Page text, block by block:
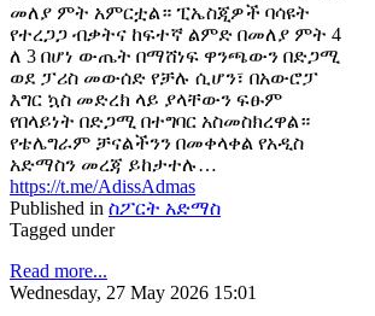
መለያ ምት አምርቷል። ፒኤስጂዎች ባሳዩት
የተረጋጋ ብቃትና ከፍተኛ ልምድ በመለያ ምት 4
ለ 3 በሆነ ውጤት በማሸነፍ ዋንጫውን በድጋሚ
ወደ ፓሪስ መውሰድ የቻሉ ሲሆን፣ በአውሮፓ
እግር ኳስ መድረክ ላይ ያላቸውን ፍፁም
የበላይነት በድጋሚ በተግባር አስመስክረዋል።
የቴሌግራም ቻናልችንን በመቀላቀል የአዲስ
አድማስን መረጃ ይከታተሉ…
https://t.me/AdissAdmas
Published in ስፖርት አድማስ
Tagged under
Read more...
Wednesday, 27 May 2026 15:01